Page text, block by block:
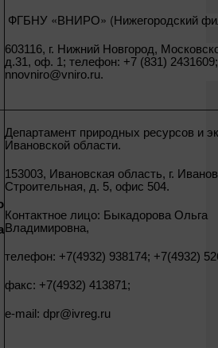
ФГБНУ «ВНИРО» (Нижегородский
603116, г. Нижний Новгород,
д.31, оф. 1; телефон: +7 (831)
nnovniro@vniro.ru.
Департамент природных ресурсов и
Ивановской области.
153003, Ивановская область, г.
Строительная, д. 5, офис 504.
Контактное лицо: Быкадорова Ольга
Владимировна,
телефон: +7(4932) 938174; +7(4932)
факс: +7(4932) 413871;
е-mail: dpr@ivreg.ru